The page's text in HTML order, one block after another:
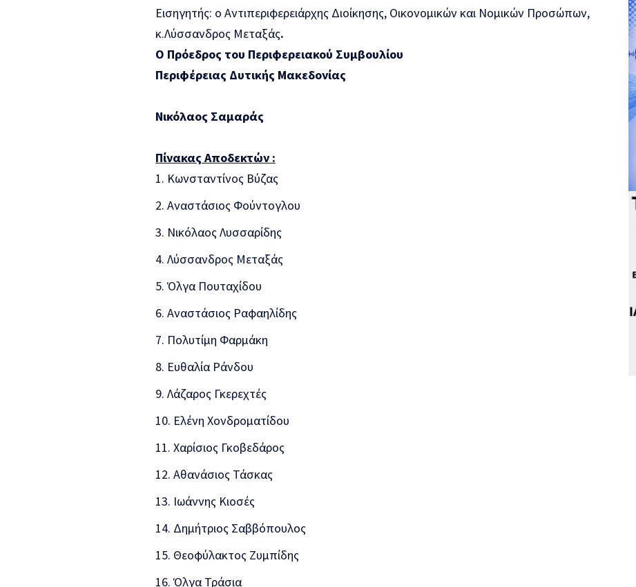
Εισηγητής: ο Αντιπεριφερειάρχης Διοίκησης, Οικονομικών και Νομικών Προσώπων,
κ.Λύσσανδρος Μεταξάς.
Ο Πρόεδρος του Περιφερειακού Συμβουλίου
Περιφέρειας Δυτικής Μακεδονίας
Νικόλαος Σαμαράς
Πίνακας Αποδεκτών :
Κωνσταντίνος Βύζας
Αναστάσιος Φούντογλου
Νικόλαος Λυσσαρίδης
Λύσσανδρος Μεταξάς
Όλγα Πουταχίδου
Αναστάσιος Ραφαηλίδης
Πολυτίμη Φαρμάκη
Ευθαλία Ράνδου
Λάζαρος Γκερεχτές
Ελένη Χονδροματίδου
Χαρίσιος Γκοβεδάρος
Αθανάσιος Τάσκας
Ιωάννης Κιοσές
Δημήτριος Σαββόπουλος
Θεοφύλακτος Ζυμπίδης
Όλγα Τράσια